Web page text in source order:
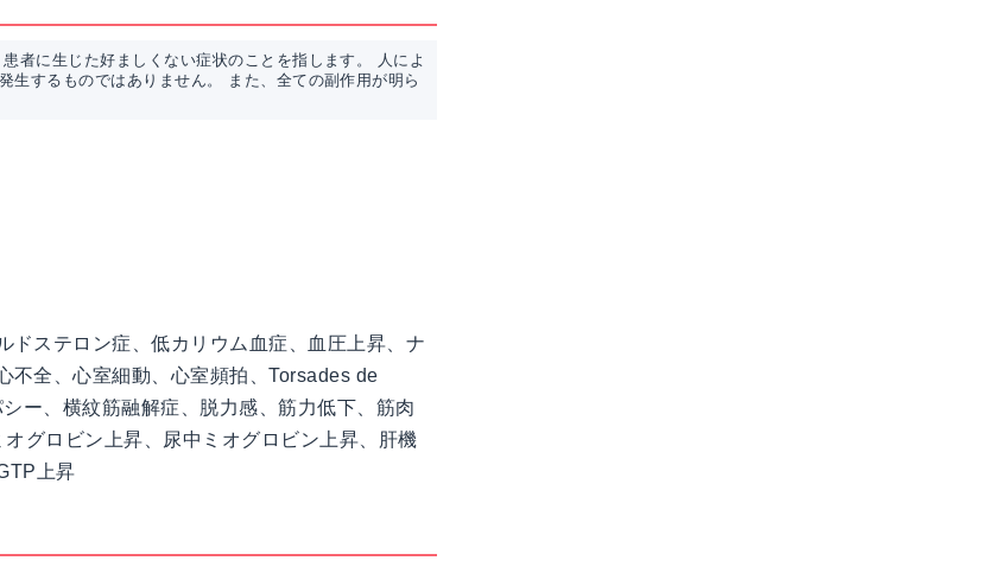
者に生じた好ましくない症状のことを指します。 人によ
生するものではありません。 また、全ての副作用が明ら
ドステロン症、低カリウム血症、血圧上昇、ナ
不全、心室細動、心室頻拍、Torsades de
ー、横紋筋融解症、脱力感、筋力低下、筋肉
グロビン上昇、尿中ミオグロビン上昇、肝機
上昇